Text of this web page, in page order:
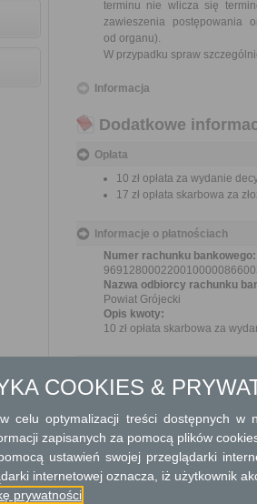
terminu nie wlicza się
zawieszenia postępowania
od organu).
W przypadku spraw
Informacja
Dodatkowe
Opłata
10 zł opłata za wydanie
17 zł opłata skarbowa za
Informacje o płatnościach
Numer rachunku bankowego:
Nazwa odbiorcy rachunku
Powiat Grójecki
Opis kwoty:
10 zł opłata skarbowa za
Odwołanie wnosi się do
lub data jego nadania w
Skargi i wnioski
Przedmiotem skargi może
COOKIES &
celu optymalizacji treści dostępnych w
zapisanych za pomocą plików
ustawień swojej przeglądarki
internetowej oznacza, iż użytkownik
prywatności